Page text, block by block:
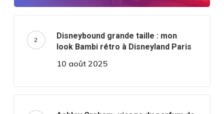
Disneybound grande taille : mon
look Bambi rétro à Disneyland Paris
10 août 2025